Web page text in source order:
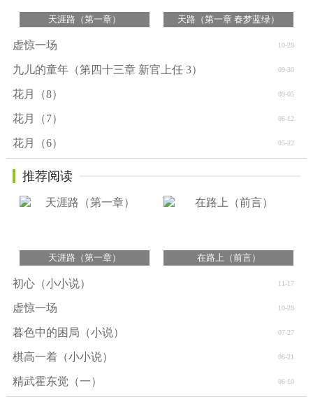
天涯路（第一章） 天路（第一章 春梦蓝绿）
10-28
虚惊一场
09-30
九儿的童年（第四十三章 新官上任 3）
09-05
花月（8）
06-12
花月（7）
05-22
花月（6）
推荐阅读
天涯路（第一章） 在路上（前言）
11-17
初心（小小说）
10-28
虚惊一场
07-27
暮色中的困局（小说）
06-21
棋高一着（小小说）
06-10
精武霍东觉（一）